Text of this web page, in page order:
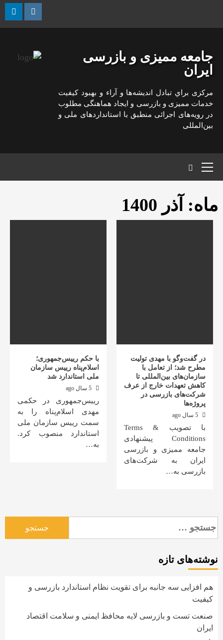
Instagram
جامعه ممیزی و بازرسی
ایران
مركزی براي تبادل انديشه‌ها و آراء و بهبود كيفيت
خدمات مميزی و بازرسی و ايجاد هماهنگی مطلوب
در رويه‌های اجرائی منطبق با استانداردهای ملی و
بين‌المللی
ماه: آذر 1400
در گفت‌وگو با مهدی تولیت
مطرح شد؛ از تعامل با
سازمان‌های بین‌المللی تا
کاهش تعهدات خارج از عرف
شرکت‌های بازرسی در
پروژه‌ها
با تصویب Terms &
Conditions پیشنهادی
جامعه ممیزی و بازرسی
ایران به شرکت‌های
بازرسی به…
با حکم رییس‌جمهوری؛
اسلام‌پناه رییس سازمان
ملی استاندارد شد
رییس‌جمهوری در حکمی
مهدی اسلام‌پناه را به
سمت رییس سازمان ملی
استاندارد منصوب کرد.
به…
جستجو
برای:
نوشته‌های تازه
هم افزایی سه جانبه برای تقویت نظام استاندارد بازرسی و
کیفیت
صنعت تست و بازرسی لایه محافظ ایمنی و سلامت اقتصاد
ایران